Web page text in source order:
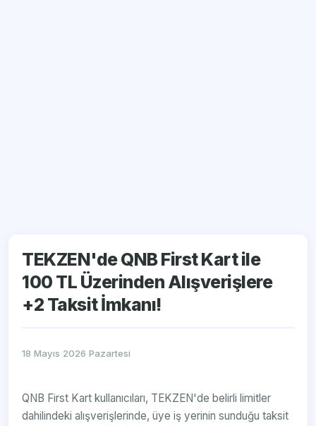
TEKZEN'de QNB First Kart ile
100 TL Üzerinden Alışverişlere
+2 Taksit İmkanı!
18 Mayıs 2026 Pazartesi
QNB First Kart kullanıcıları, TEKZEN'de belirli limitler
dahilindeki alışverişlerinde, üye iş yerinin sunduğu taksit